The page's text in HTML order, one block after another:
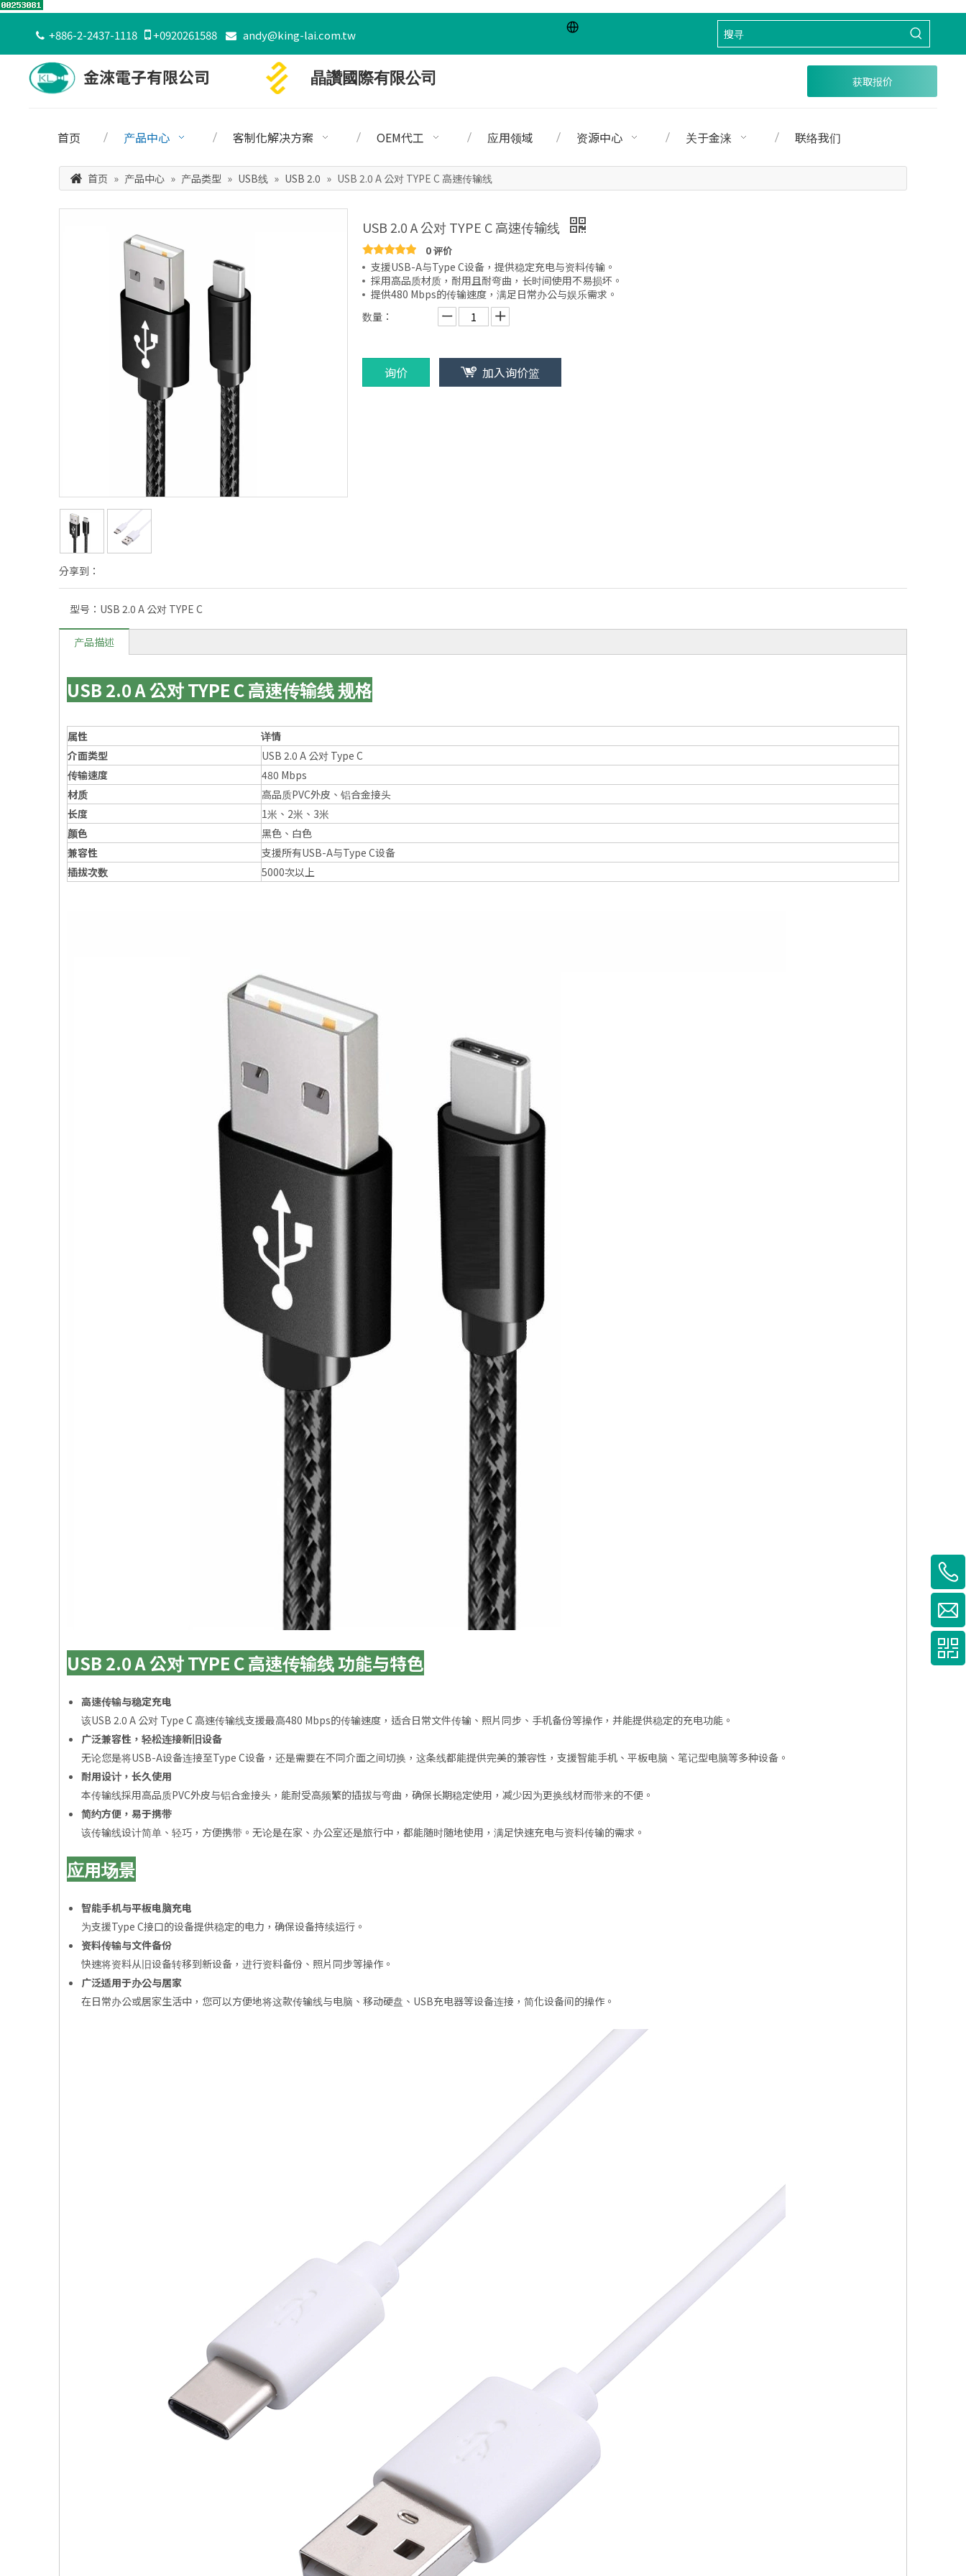
 +886-2-2437-1118 +0920261588  andy@king-lai.com.tw
获取报价
首页 产品中心 客制化解决方案 OEM代工 应用领域 资源中心 关于金涞 联络我们
首页 » 产品中心 » 产品类型 » USB线 » USB 2.0 » USB 2.0 A 公对 TYPE C 高速传输线
分享到：
USB 2.0 A 公对 TYPE C 高速传输线
0 评价
支援USB-A与Type C设备，提供稳定充电与资料传输。
採用高品质材质，耐用且耐弯曲，长时间使用不易损坏。
提供480 Mbps的传输速度，满足日常办公与娱乐需求。
数量：
询价 加入询价篮
型号： USB 2.0 A 公对 TYPE C
产品描述
USB 2.0 A 公对 TYPE C 高速传输线 规格
属性
详情
介面类型
USB 2.0 A 公对 Type C
传输速度
480 Mbps
材质
高品质PVC外皮、铝合金接头
长度
1米、2米、3米
颜色
黑色、白色
兼容性
支援所有USB-A与Type C设备
插拔次数
5000次以上
USB 2.0 A 公对 TYPE C 高速传输线 功能与特色
高速传输与稳定充电
该USB 2.0 A 公对 Type C 高速传输线支援最高480 Mbps的传输速度，适合日常文件传输、照片同步、手机备份等操作，并能提供稳定的充电功能。
广泛兼容性，轻松连接新旧设备
无论您是将USB-A设备连接至Type C设备，还是需要在不同介面之间切换，这条线都能提供完美的兼容性，支援智能手机、平板电脑、笔记型电脑等多种设备。
耐用设计，长久使用
本传输线採用高品质PVC外皮与铝合金接头，能耐受高频繁的插拔与弯曲，确保长期稳定使用，减少因为更换线材而带来的不便。
简约方便，易于携带
该传输线设计简单、轻巧，方便携带。无论是在家、办公室还是旅行中，都能随时随地使用，满足快速充电与资料传输的需求。
应用场景
智能手机与平板电脑充电
为支援Type C接口的设备提供稳定的电力，确保设备持续运行。
资料传输与文件备份
快速将资料从旧设备转移到新设备，进行资料备份、照片同步等操作。
广泛适用于办公与居家
在日常办公或居家生活中，您可以方便地将这款传输线与电脑、移动硬盘、USB充电器等设备连接，简化设备间的操作。